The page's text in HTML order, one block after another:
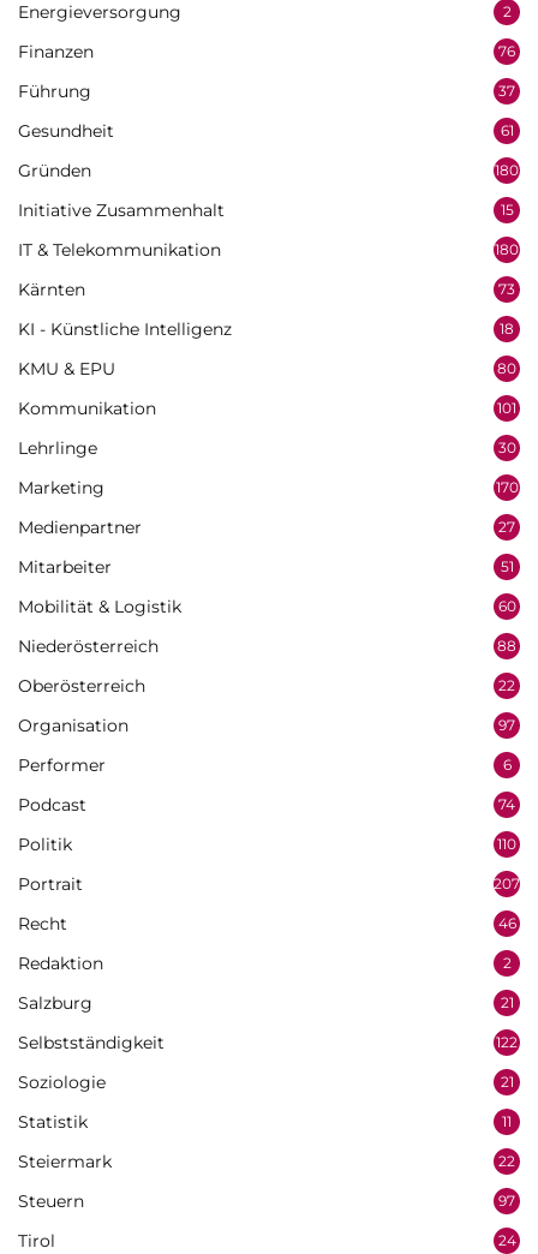
Energieversorgung 2
Finanzen 76
Führung 37
Gesundheit 61
Gründen 180
Initiative Zusammenhalt 15
IT & Telekommunikation 180
Kärnten 73
KI - Künstliche Intelligenz 18
KMU & EPU 80
Kommunikation 101
Lehrlinge 30
Marketing 170
Medienpartner 27
Mitarbeiter 51
Mobilität & Logistik 60
Niederösterreich 88
Oberösterreich 22
Organisation 97
Performer 6
Podcast 74
Politik 110
Portrait 207
Recht 46
Redaktion 2
Salzburg 21
Selbstständigkeit 122
Soziologie 21
Statistik 11
Steiermark 22
Steuern 97
Tirol 24